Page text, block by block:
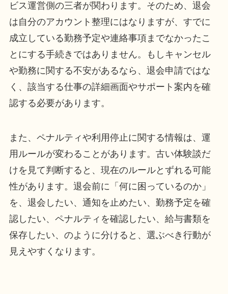
ビス運営側の三者が関わります。そのため、退会
は自分のアカウント整理にはなりますが、すでに
成立している勤務予定や連絡事項までなかったこ
とにする手続きではありません。もしキャンセル
や勤務に関する不安があるなら、退会申請ではな
く、該当する仕事の詳細画面やサポート案内を確
認する必要があります。
また、ペナルティや利用停止に関する情報は、運
用ルールが変わることがあります。古い体験談だ
けを見て判断すると、現在のルールとずれる可能
性があります。退会前に「何に困っているのか」
を、退会したい、通知を止めたい、勤務予定を確
認したい、ペナルティを確認したい、給与書類を
保存したい、のように分けると、選ぶべき行動が
見えやすくなります。